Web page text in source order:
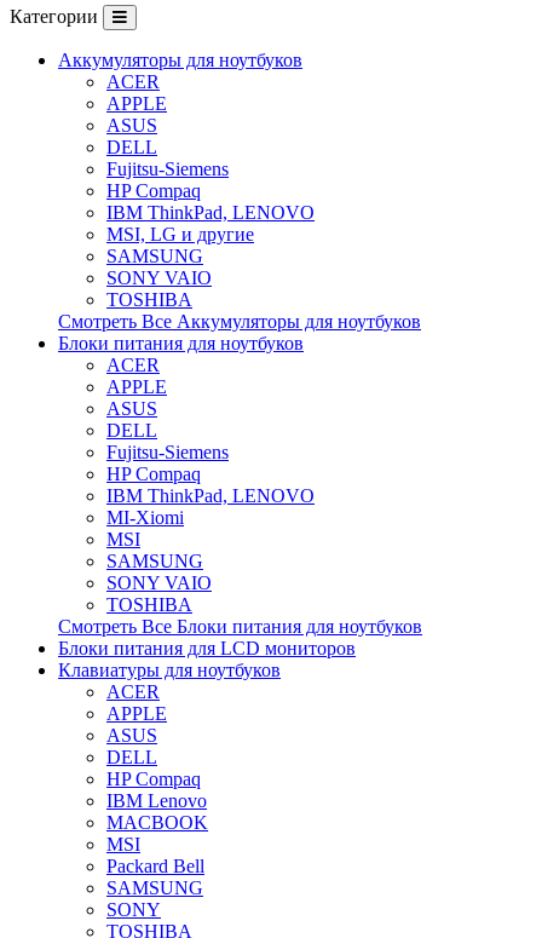
Категории
Аккумуляторы для ноутбуков
ACER
APPLE
ASUS
DELL
Fujitsu-Siemens
HP Compaq
IBM ThinkPad, LENOVO
MSI, LG и другие
SAMSUNG
SONY VAIO
TOSHIBA
Смотреть Все Аккумуляторы для ноутбуков
Блоки питания для ноутбуков
ACER
APPLE
ASUS
DELL
Fujitsu-Siemens
HP Compaq
IBM ThinkPad, LENOVO
MI-Xiomi
MSI
SAMSUNG
SONY VAIO
TOSHIBA
Смотреть Все Блоки питания для ноутбуков
Блоки питания для LCD мониторов
Клавиатуры для ноутбуков
ACER
APPLE
ASUS
DELL
HP Compaq
IBM Lenovo
MACBOOK
MSI
Packard Bell
SAMSUNG
SONY
TOSHIBA